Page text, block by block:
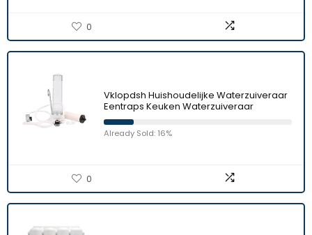
0
Vklopdsh Huishoudelijke Waterzuiveraar
Eentraps Keuken Waterzuiveraar
Already Sold: 16%
0